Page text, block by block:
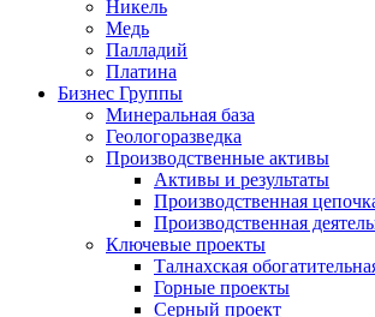
Никель
Медь
Палладий
Платина
Бизнес Группы
Минеральная база
Геологоразведка
Производственные активы
Активы и результаты
Производственная
Производственная
Ключевые проекты
Талнахская
Горные проекты
Серный проект